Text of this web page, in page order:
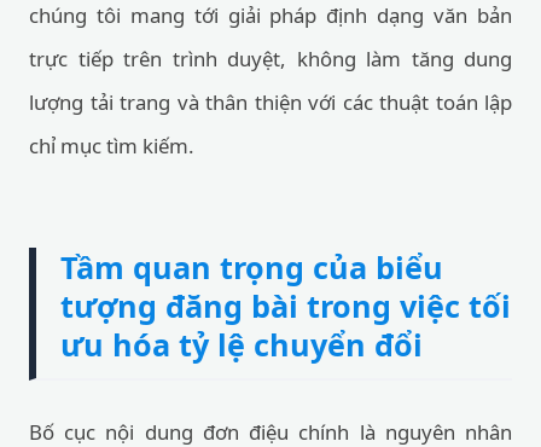
chúng tôi mang tới giải pháp định dạng văn bản
trực tiếp trên trình duyệt, không làm tăng dung
lượng tải trang và thân thiện với các thuật toán lập
chỉ mục tìm kiếm.
Tầm quan trọng của biểu
tượng đăng bài trong việc tối
ưu hóa tỷ lệ chuyển đổi
Bố cục nội dung đơn điệu chính là nguyên nhân